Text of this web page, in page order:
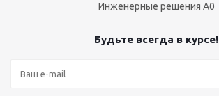
Инженерные решения А0
Будьте всегда в курсе!